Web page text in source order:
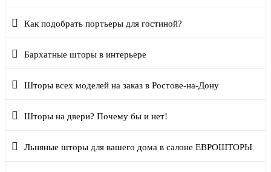
Как подобрать портьеры для гостиной?
Бархатные шторы в интерьере
Шторы всех моделей на заказ в Ростове-на-Дону
Шторы на двери? Почему бы и нет!
Льняные шторы для вашего дома в салоне ЕВРОШТОРЫ